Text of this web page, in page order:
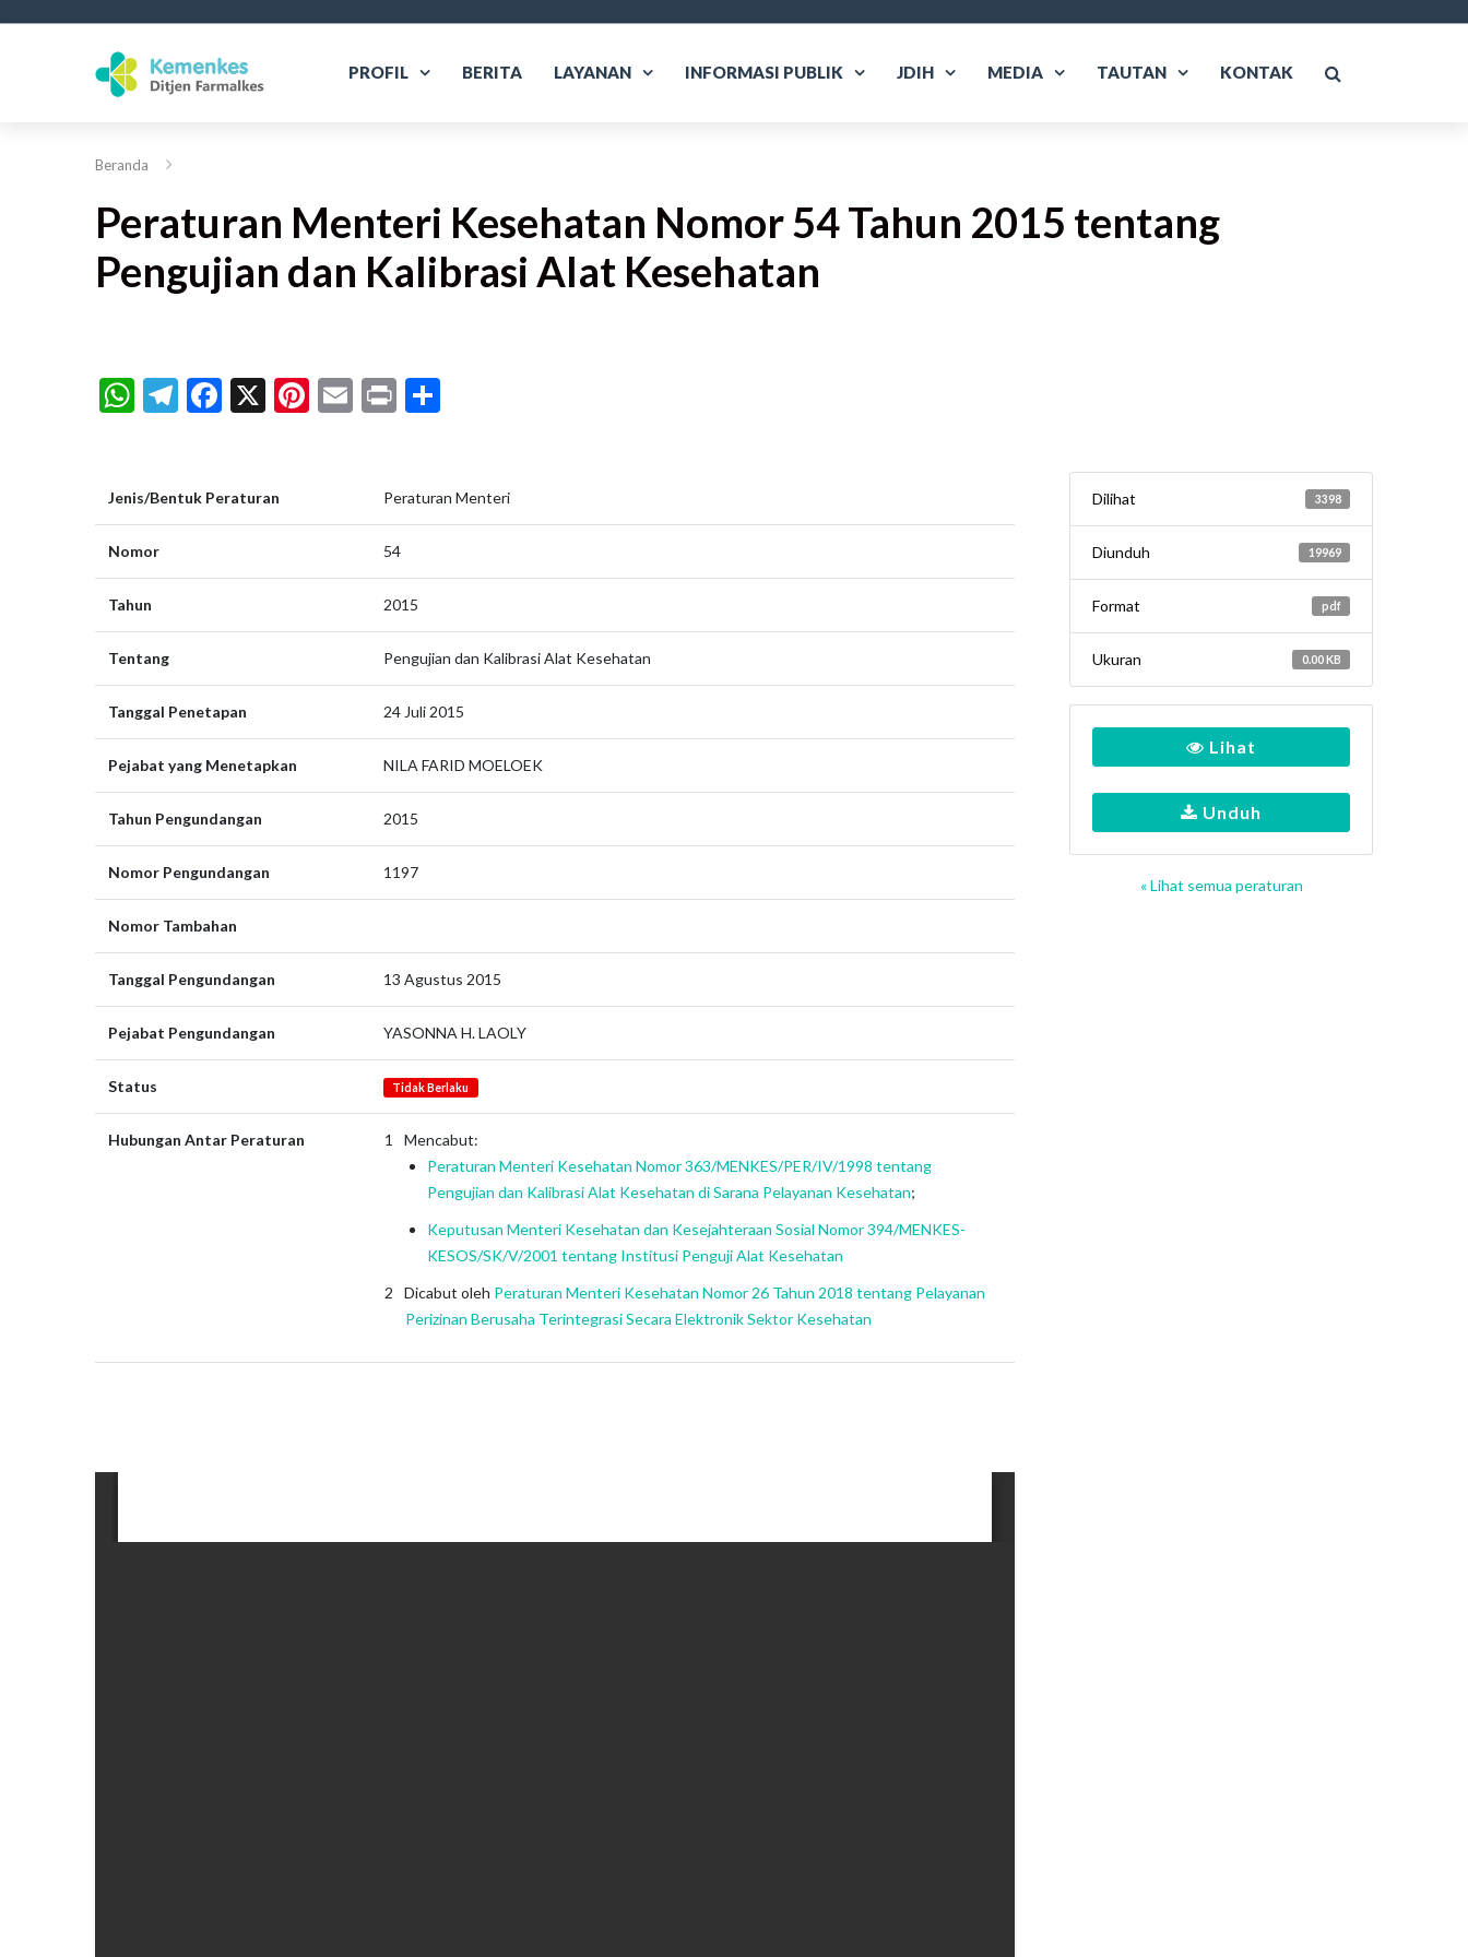
PROFIL BERITA LAYANAN INFORMASI PUBLIK JDIH MEDIA TAUTAN KONTAK
Beranda
Peraturan Menteri Kesehatan Nomor 54 Tahun 2015 tentang
Pengujian dan Kalibrasi Alat Kesehatan
WhatsApp
Telegram
Facebook
X Pinterest
Email
Print
Jenis/Bentuk Peraturan Peraturan Menteri
Nomor 54
Tahun 2015
Tentang Pengujian dan Kalibrasi Alat Kesehatan
Tanggal Penetapan 24 Juli 2015
Pejabat yang Menetapkan NILA FARID MOELOEK
Tahun Pengundangan 2015
Nomor Pengundangan 1197
Nomor Tambahan
Tanggal Pengundangan 13 Agustus 2015
Pejabat Pengundangan YASONNA H. LAOLY
Status Tidak Berlaku
Hubungan Antar Peraturan
Mencabut:
Peraturan Menteri Kesehatan Nomor 363/MENKES/PER/IV/1998 tentang
Pengujian dan Kalibrasi Alat Kesehatan di Sarana Pelayanan Kesehatan;
Keputusan Menteri Kesehatan dan Kesejahteraan Sosial Nomor 394/MENKES-
KESOS/SK/V/2001 tentang Institusi Penguji Alat Kesehatan
Dicabut oleh Peraturan Menteri Kesehatan Nomor 26 Tahun 2018 tentang Pelayanan
Perizinan Berusaha Terintegrasi Secara Elektronik Sektor Kesehatan
Dilihat 3398
Diunduh 19969
Format pdf
Ukuran 0.00 KB
Lihat
Unduh
« Lihat semua peraturan